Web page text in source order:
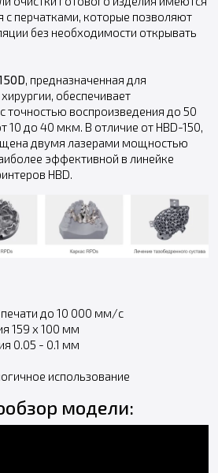
с перчатками, которые позволяют
без необходимости открывать
, предназначенная для
обеспечивает
точностью воспроизведения до 50
до 40 мкм. В отличие от HBD-150,
двумя лазерами мощностью
эффективной в линейке
HBD.
до 10 000 мм/с
159 x 100 мм
0.05 - 0.1 мм
использование
модели: